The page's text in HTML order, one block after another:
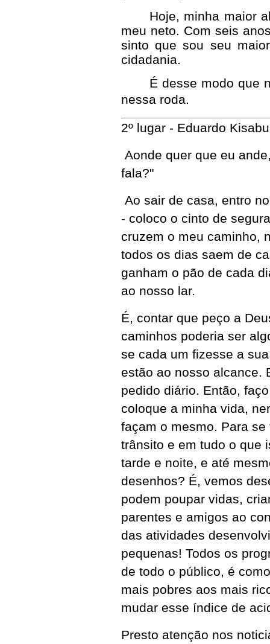
Hoje, minha maior
meu neto. Com seis
sinto que sou seu
cidadania.
É desse modo que
nessa roda.
2º lugar - Eduardo
Aonde quer que eu
fala?"
Ao sair de casa, entro
- coloco o cinto de
cruzem o meu caminho,
todos os dias saem de
ganham o pão de cada
ao nosso lar.
É, contar que peço a
caminhos poderia ser
se cada um fizesse a
estão ao nosso alcance.
pedido diário. Então,
coloque a minha vida,
façam o mesmo. Para
trânsito e em tudo o que
tarde e noite, e até
desenhos? É, vemos
podem poupar vidas,
parentes e amigos ao
das atividades
pequenas! Todos os
de todo o público, é
mais pobres aos mais
mudar esse índice de
Presto atenção nos